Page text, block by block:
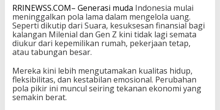
a
n
U
a
n
g
RRINEWSS.COM– Generasi muda Indonesia mulai
meninggalkan pola lama dalam mengelola uang.
Seperti dikutip dari Suara, kesuksesan finansial bagi
kalangan Milenial dan Gen Z kini tidak lagi semata
diukur dari kepemilikan rumah, pekerjaan tetap,
atau tabungan besar.
Mereka kini lebih mengutamakan kualitas hidup,
fleksibilitas, dan kestabilan emosional. Perubahan
pola pikir ini muncul seiring tekanan ekonomi yang
semakin berat.